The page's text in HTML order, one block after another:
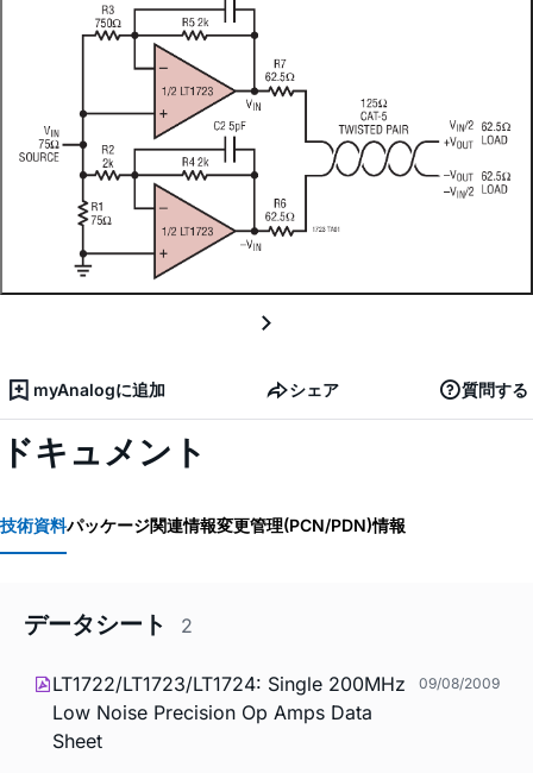
myAnalogに追加 シェア 質問する
ドキュメント
技術資料パッケージ関連情報変更管理(PCN/PDN)情報
データシート 2
LT1722/LT1723/LT1724: Single 200MHz
Low Noise Precision Op Amps Data
Sheet
09/08/2009